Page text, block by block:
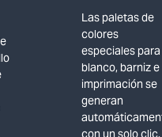
Las paletas de
colores
especiales para
blanco, barniz e
imprimación se
generan